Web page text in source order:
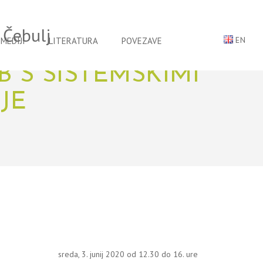
EN
MEDIJI LITERATURA POVEZAVE
S SISTEMSKIMI
sreda, 3. junij 2020 od 12.30 do 16. ure